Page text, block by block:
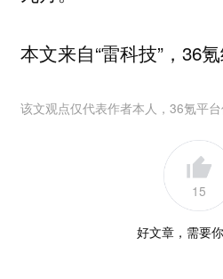
本文来自“雷科技”，36氪
该文观点仅代表作者本人，36氪平台
15
好文章，需要